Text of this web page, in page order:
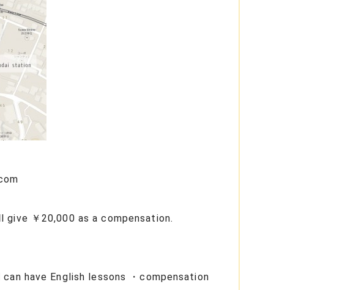
￥20,000 as a compensation.
have English lessons ・compensation